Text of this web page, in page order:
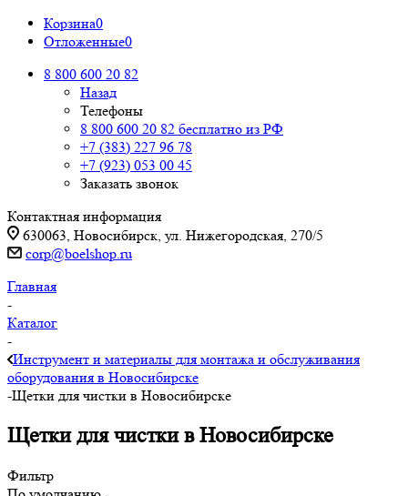
Корзина0
Отложенные0
8 800 600 20 82
Назад
Телефоны
8 800 600 20 82 бесплатно из РФ
+7 (383) 227 96 78
+7 (923) 053 00 45
Заказать звонок
Контактная информация
630063, Новосибирск, ул. Нижегородская, 270/5
corp@boelshop.ru
Главная
-
Каталог
-
Инструмент и материалы для монтажа и обслуживания
оборудования в Новосибирске
-Щетки для чистки в Новосибирске
Щетки для чистки в Новосибирске
Фильтр